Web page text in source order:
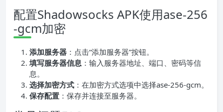
配置Shadowsocks APK使用ase-256
-gcm加密
添加服务器 ：点击“添加服务器”按钮。
填写服务器信息 ：输入服务器地址、端口、密码等信
息。
选择加密方式 ：在加密方式选项中选择ase-256-gcm。
保存配置 ：保存并连接至服务器。